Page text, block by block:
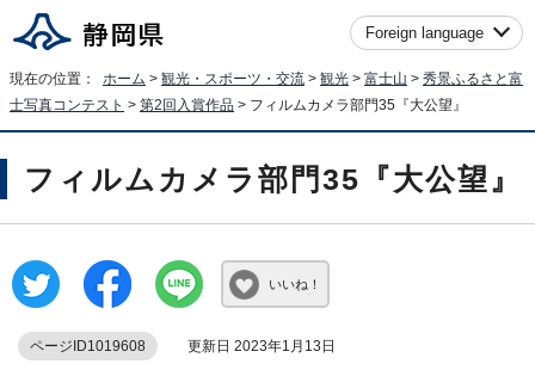
Foreign language
現在の位置： ホーム > 観光・スポーツ・交流 > 観光 > 富士山 > 秀景ふるさと富
士写真コンテスト > 第2回入賞作品 > フィルムカメラ部門35『大公望』
フィルムカメラ部門35『大公望』
いいね！
ページID1019608 更新日 2023年1月13日